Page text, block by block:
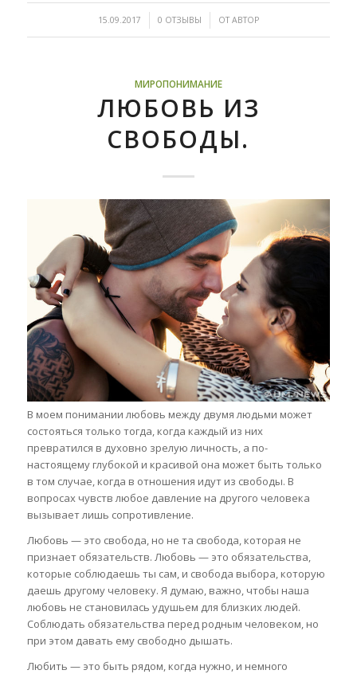
15.09.2017
/ 0 ОТЗЫВЫ
/ ОТАВТОР
МИРОПОНИМАНИЕ
ЛЮБОВЬ ИЗ
СВОБОДЫ.
В моем понимании любовь между двумя людьми может
состояться только тогда, когда каждый из них
превратился в духовно зрелую личность, а по-
настоящему глубокой и красивой она может быть только
в том случае, когда в отношения идут из свободы. В
вопросах чувств любое давление на другого человека
вызывает лишь сопротивление.
Любовь — это свобода, но не та свобода, которая не
признает обязательств. Любовь — это обязательства,
которые соблюдаешь ты сам, и свобода выбора, которую
даешь другому человеку. Я думаю, важно, чтобы наша
любовь не становилась удушьем для близких людей.
Соблюдать обязательства перед родным человеком, но
при этом давать ему свободно дышать.
Любить — это быть рядом, когда нужно, и немного